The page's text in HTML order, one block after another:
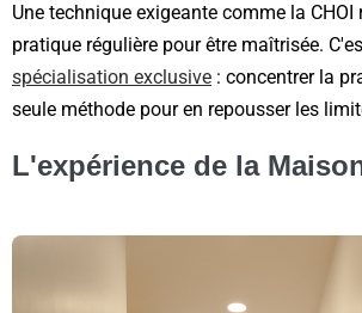
Une technique exigeante comme la CHOI
pratique régulière pour être maîtrisée.
spécialisation exclusive : concentrer la
seule méthode pour en repousser les
L'expérience de la